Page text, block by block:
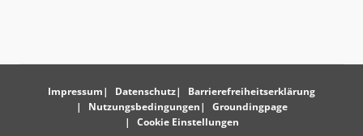
Impressum Datenschutz
Barrierefreiheitserklärung
Nutzungsbedingungen
Groundingpage
Cookie Einstellungen